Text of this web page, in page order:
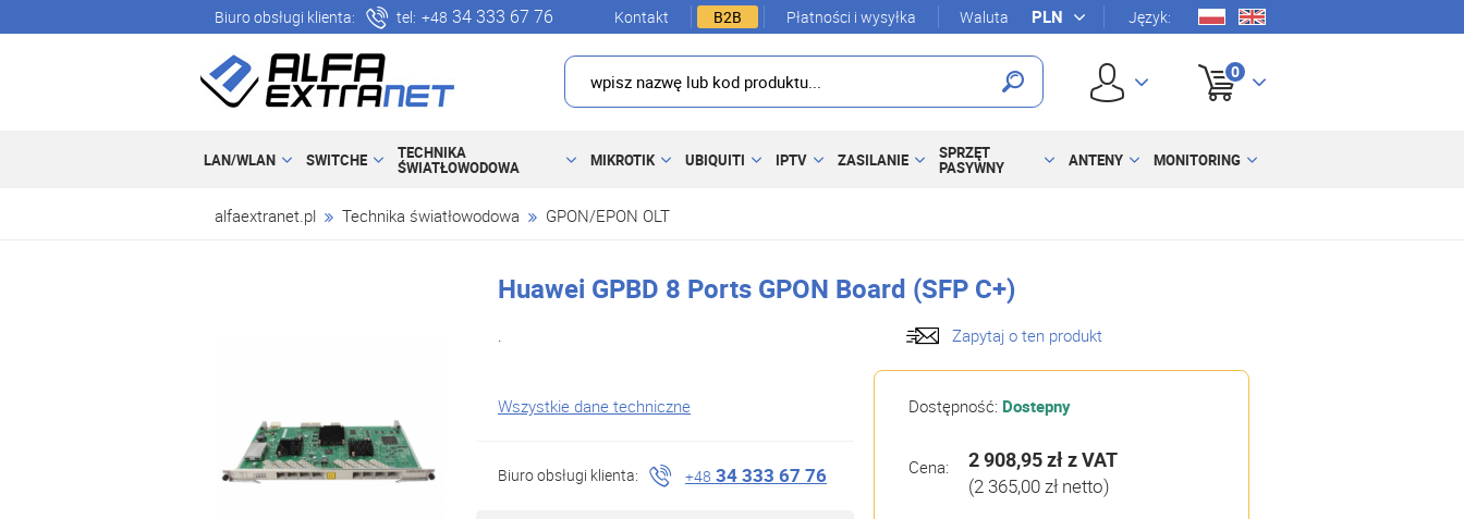
Biuro obsługi klienta: tel: +48 34 333 67 76 Kontakt B2B Płatności i wysyłka Waluta Język:
0
LAN/WLAN SWITCHE TECHNIKA
ŚWIATŁOWODOWA MIKROTIK UBIQUITI IPTV ZASILANIE SPRZĘT
PASYWNY ANTENY MONITORING
alfaextranet.pl Technika światłowodowa GPON/EPON OLT
Huawei GPBD 8 Ports GPON Board (SFP C+)
. Zapytaj o ten produkt
Wszystkie dane techniczne
Biuro obsługi klienta: +48 34 333 67 76
Dostępność: Dostepny
Cena: 2 908,95 złz VAT
(2 365,00 zł netto)